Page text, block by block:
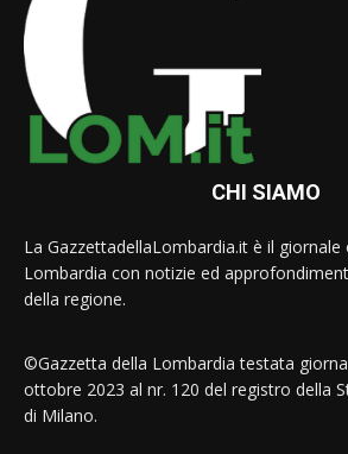
CHI SIAMO
La GazzettadellaLombardia.it è il giornale
Lombardia con notizie ed
della regione.
©Gazzetta della Lombardia testata
ottobre 2023 al nr. 120 del registro della
di Milano.